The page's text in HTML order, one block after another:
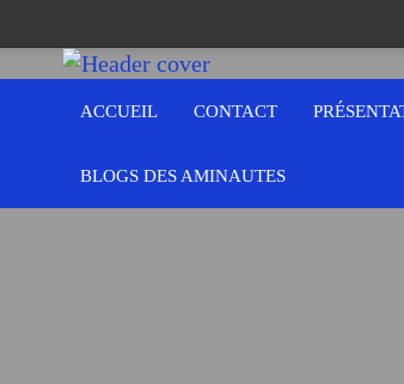
ACCUEIL CONTACT
BLOGS DES AMINAUTES